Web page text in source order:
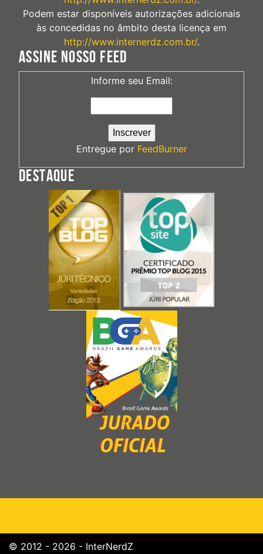
Podem estar disponíveis autorizações adicionais
às concedidas no âmbito desta licença em
http://www.internerdz.com.br/.
ASSINE NOSSO FEED
Informe seu Email:
Entregue por FeedBurner
DESTAQUE
© 2012 - 2026 - InterNerdZ